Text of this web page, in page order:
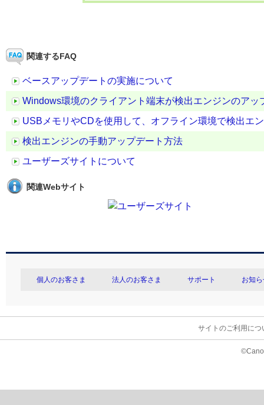
関連するFAQ
ベースアップデートの実施について
Windows環境のクライアント端末が検出エンジンのアッ
USBメモリやCDを使用して、オフライン環境で検出エ
検出エンジンの手動アップデート方法
ユーザーズサイトについて
関連Webサイト
個人のお客さま 法人のお客さま サポート お知
サイトのご利用につ